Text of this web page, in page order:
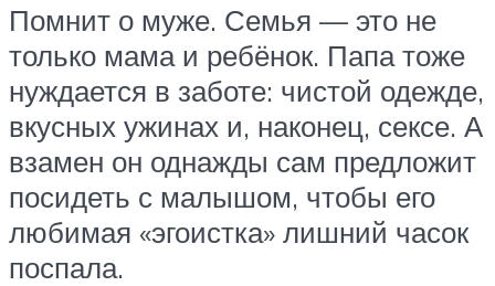
Помнит о муже. Семья — это не
только мама и ребёнок. Папа тоже
нуждается в заботе: чистой одежде,
вкусных ужинах и, наконец, сексе. А
взамен он однажды сам предложит
посидеть с малышом, чтобы его
любимая «эгоистка» лишний часок
поспала.